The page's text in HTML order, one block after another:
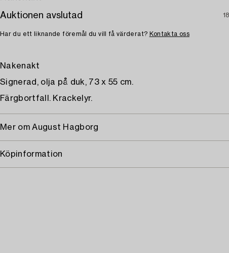
Auktionen avslutad
Har du ett liknande föremål du vill få värderat? Kontakta oss
Nakenakt
Signerad, olja på duk, 73 x 55 cm.
Färgbortfall. Krackelyr.
Mer om August Hagborg
Köpinformation